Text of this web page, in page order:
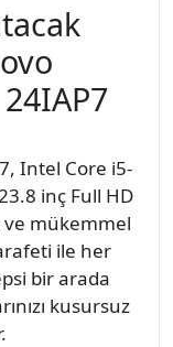
Intel Core i5-
inç Full HD
ve mükemmel
ile her
bir arada
kusursuz